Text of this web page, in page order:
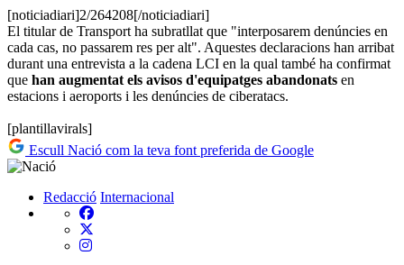
[noticiadiari]2/264208[/noticiadiari]
El titular de Transport ha subratllat que "interposarem denúncies en
cada cas, no passarem res per alt". Aquestes declaracions han arribat
durant una entrevista a la cadena LCI en la qual també ha confirmat
que han augmentat els avisos d'equipatges abandonats en
estacions i aeroports i les denúncies de ciberatacs.
[plantillavirals]
Escull Nació com la teva font preferida de Google
Redacció Internacional